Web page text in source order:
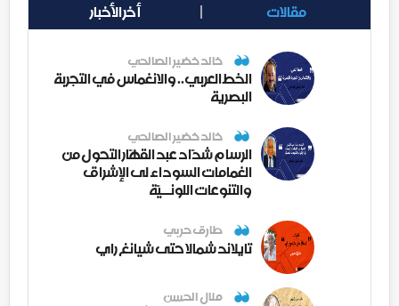
مقالات أخر الأخبار
خالد خضير الصالحي
الخط العربي.. والانغماس في التجربة
البصرية
خالد خضير الصالحي
الرسام شدّاد عبد القهّار التحول من
الغمامات السوداء لى الإشراق
والتنوعات اللونــيّة
طارق حربي
تايلاند شمالا حتى شيانغ راي
منال الحسن